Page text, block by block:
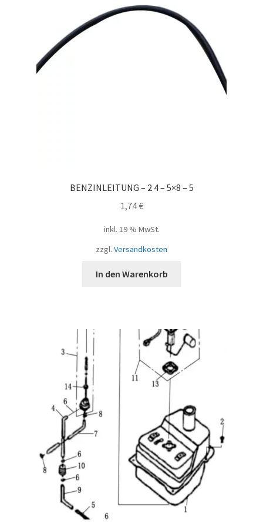
BENZINLEITUNG – 2 4 – 5×8 – 5
1,74€
inkl. 19 % MwSt.
zzgl. Versandkosten
In den Warenkorb